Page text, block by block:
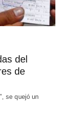
del
de
se quejó un